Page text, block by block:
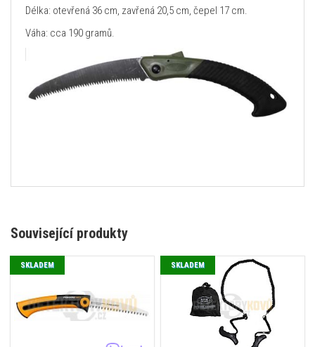
Délka: otevřená 36 cm, zavřená 20,5 cm, čepel 17 cm.
Váha: cca 190 gramů.
Související produkty
SKLADEM SKLADEM